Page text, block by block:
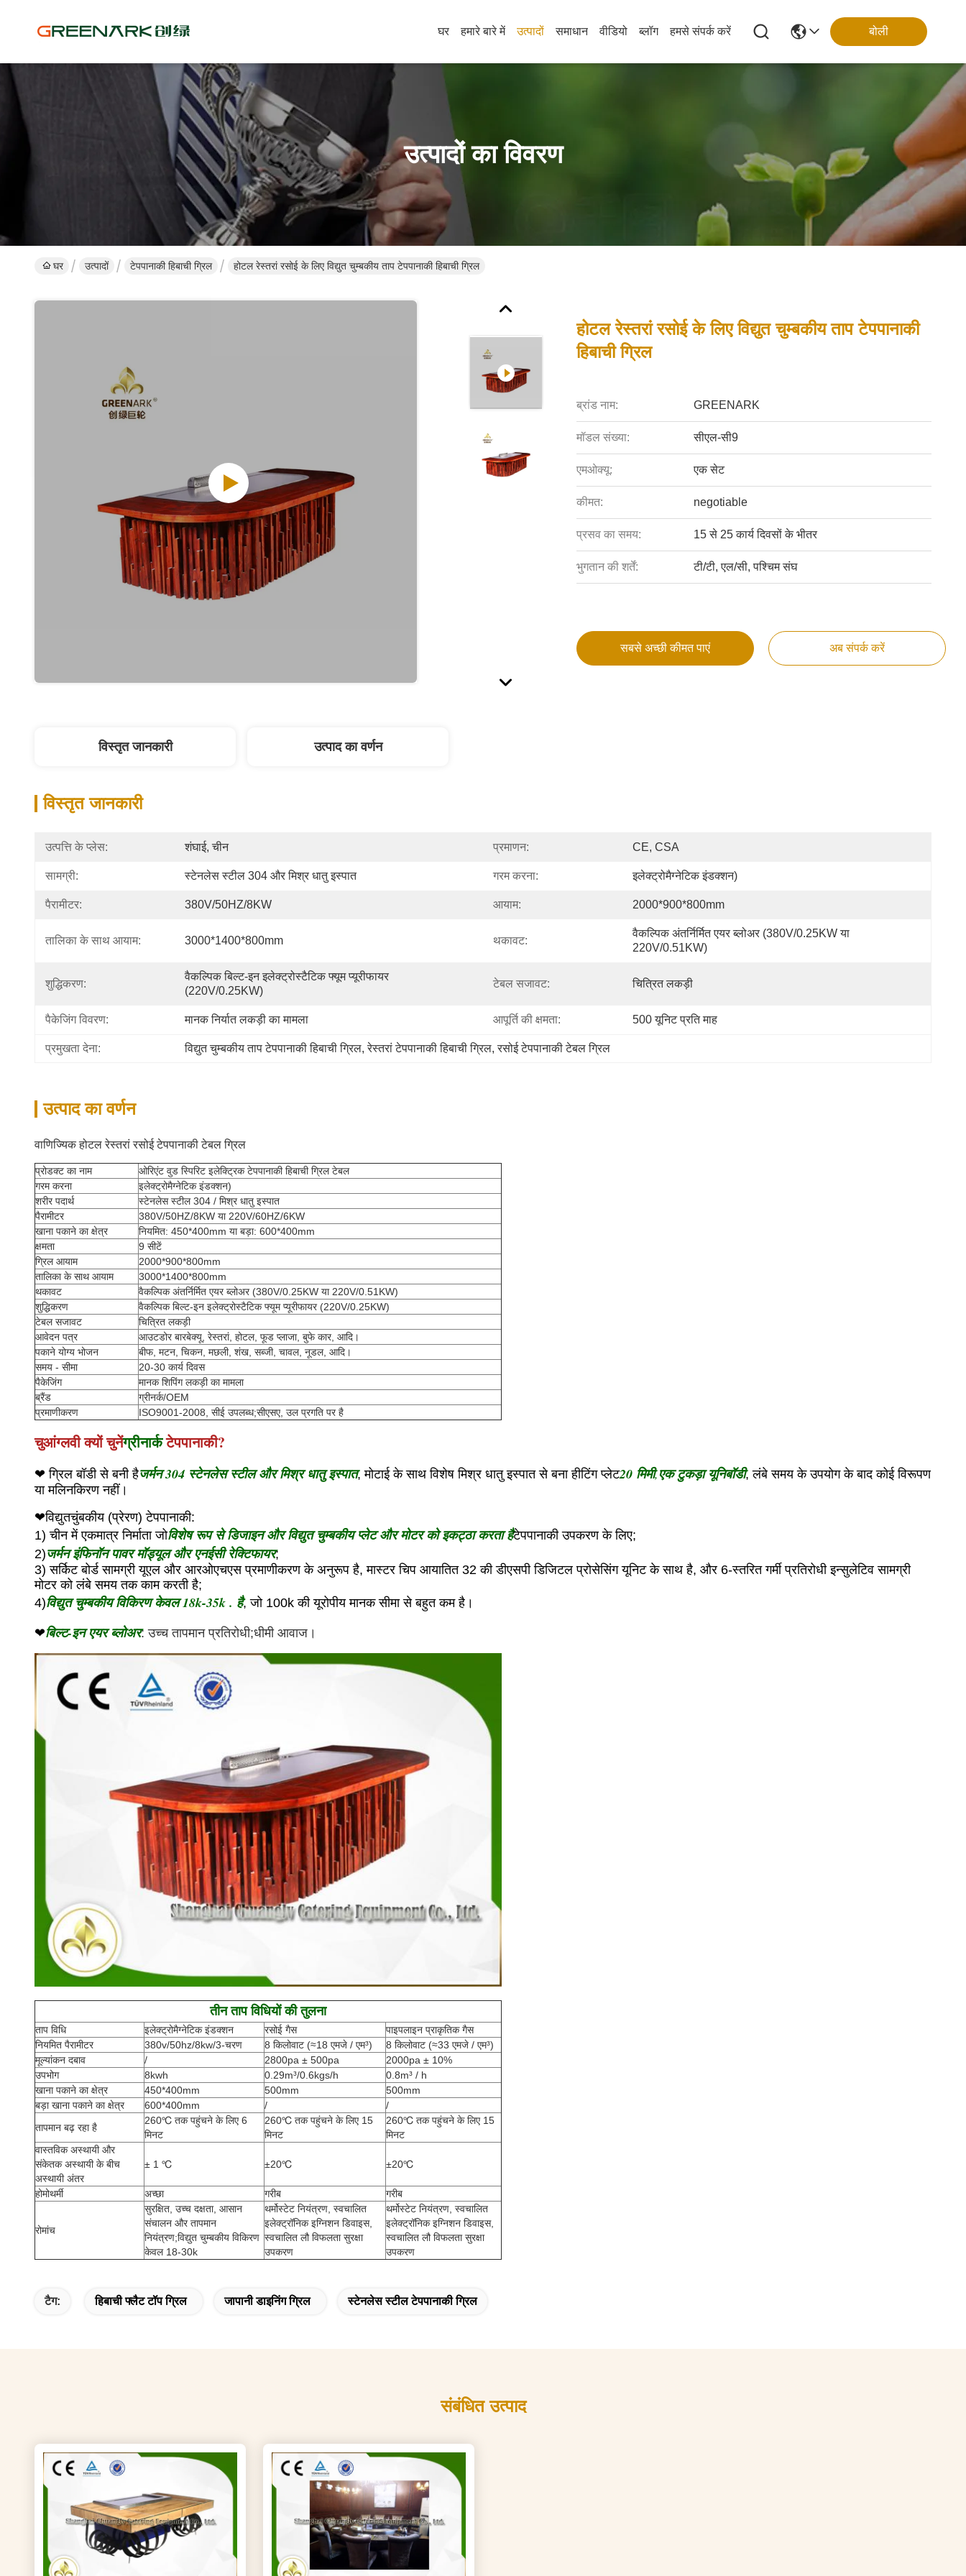
घर हमारे बारे में उत्पादों समाधान वीडियो ब्लॉग हमसे संपर्क करें बोली
उत्पादों का विवरण
घर उत्पादों टेपपानाकी हिबाची ग्रिल होटल रेस्तरां रसोई के लिए विद्युत चुम्बकीय ताप टेपपानाकी हिबाची ग्रिल
होटल रेस्तरां रसोई के लिए विद्युत चुम्बकीय ताप टेपपानाकी
हिबाची ग्रिल
ब्रांड नाम: GREENARK
मॉडल संख्या: सीएल-सी9
एमओक्यू: एक सेट
कीमत: negotiable
प्रसव का समय: 15 से 25 कार्य दिवसों के भीतर
भुगतान की शर्तें: टी/टी, एल/सी, पश्चिम संघ
सबसे अच्छी कीमत पाएं अब संपर्क करें
विस्तृत जानकारी उत्पाद का वर्णन
विस्तृत जानकारी
उत्पत्ति के प्लेस: शंघाई, चीन प्रमाणन: CE, CSA
सामग्री: स्टेनलेस स्टील 304 और मिश्र धातु इस्पात गरम करना: इलेक्ट्रोमैग्नेटिक इंडक्शन)
पैरामीटर: 380V/50HZ/8KW आयाम: 2000*900*800mm
तालिका के साथ आयाम: 3000*1400*800mm थकावट:
वैकल्पिक अंतर्निर्मित एयर ब्लोअर (380V/0.25KW या
220V/0.51KW)
शुद्धिकरण:
वैकल्पिक बिल्ट-इन इलेक्ट्रोस्टैटिक फ्यूम प्यूरीफायर
(220V/0.25KW)
टेबल सजावट: चित्रित लकड़ी
पैकेजिंग विवरण: मानक निर्यात लकड़ी का मामला आपूर्ति की क्षमता: 500 यूनिट प्रति माह
प्रमुखता देना: विद्युत चुम्बकीय ताप टेपपानाकी हिबाची ग्रिल, रेस्तरां टेपपानाकी हिबाची ग्रिल, रसोई टेपपानाकी टेबल ग्रिल
उत्पाद का वर्णन
वाणिज्यिक होटल रेस्तरां रसोई टेपपानाकी टेबल ग्रिल
प्रोडक्ट का नाम
ओरिएंट वुड स्पिरिट इलेक्ट्रिक टेपपानाकी हिबाची ग्रिल टेबल
गरम करना
इलेक्ट्रोमैग्नेटिक इंडक्शन)
शरीर पदार्थ
स्टेनलेस स्टील 304 / मिश्र धातु इस्पात
पैरामीटर
380V/50HZ/8KW या 220V/60HZ/6KW
खाना पकाने का क्षेत्र
नियमित: 450*400mm या बड़ा: 600*400mm
क्षमता
9 सीटें
ग्रिल आयाम
2000*900*800mm
तालिका के साथ आयाम
3000*1400*800mm
थकावट
वैकल्पिक अंतर्निर्मित एयर ब्लोअर (380V/0.25KW या 220V/0.51KW)
शुद्धिकरण
वैकल्पिक बिल्ट-इन इलेक्ट्रोस्टैटिक फ्यूम प्यूरीफायर (220V/0.25KW)
टेबल सजावट
चित्रित लकड़ी
आवेदन पत्र
आउटडोर बारबेक्यू, रेस्तरां, होटल, फूड प्लाजा, बुफे कार, आदि।
पकाने योग्य भोजन
बीफ, मटन, चिकन, मछली, शंख, सब्जी, चावल, नूडल, आदि।
समय - सीमा
20-30 कार्य दिवस
पैकेजिंग
मानक शिपिंग लकड़ी का मामला
ब्रैंड
ग्रीनर्क/OEM
प्रमाणीकरण
ISO9001-2008, सीई उपलब्ध;सीएसए, उल प्रगति पर है
चुआंग्लवी क्यों चुनेंग्रीनार्कटेपपानाकी?
❤ ग्रिल बॉडी से बनी हैजर्मन 304 स्टेनलेस स्टील और मिश्र धातु इस्पात, मोटाई के साथ विशेष मिश्र धातु इस्पात से बना हीटिंग प्लेट20 मिमी,एक टुकड़ा यूनिबॉडी, लंबे समय के उपयोग के बाद कोई विरूपण
या मलिनकिरण नहीं।
❤विद्युतचुंबकीय (प्रेरण) टेपपानाकी:
1) चीन में एकमात्र निर्माता जोविशेष रूप से डिजाइन और विद्युत चुम्बकीय प्लेट और मोटर को इकट्ठा करता हैटेपपानाकी उपकरण के लिए;
2)जर्मन इंफिनॉन पावर मॉड्यूल और एनईसी रेक्टिफायर;
3) सर्किट बोर्ड सामग्री यूएल और आरओएचएस प्रमाणीकरण के अनुरूप है, मास्टर चिप आयातित 32 की डीएसपी डिजिटल प्रोसेसिंग यूनिट के साथ है, और 6-स्तरित गर्मी प्रतिरोधी इन्सुलेटिव सामग्री
मोटर को लंबे समय तक काम करती है;
4)विद्युत चुम्बकीय विकिरण केवल 18k-35k . है, जो 100k की यूरोपीय मानक सीमा से बहुत कम है।
❤बिल्ट-इन एयर ब्लोअर: उच्च तापमान प्रतिरोधी;धीमी आवाज।
तीन ताप विधियों की तुलना
ताप विधि इलेक्ट्रोमैग्नेटिक इंडक्शन रसोई गैस
पाइपलाइन प्राकृतिक गैस
नियमित पैरामीटर
380v/50hz/8kw/3-चरण 8 किलोवाट (≈18 एमजे / एम³)
8 किलोवाट (≈33 एमजे / एम³)
मूल्यांकन दबाव
/ 2800pa ± 500pa
2000pa ± 10%
उपभोग
8kwh 0.29m³/0.6kgs/h
0.8m³ / h
खाना पकाने का क्षेत्र
450*400mm 500mm
500mm
बड़ा खाना पकाने का क्षेत्र
600*400mm /
/
तापमान बढ़ रहा है
260℃ तक पहुंचने के लिए 6
मिनट
260℃ तक पहुंचने के लिए 15
मिनट
260℃ तक पहुंचने के लिए 15
मिनट
वास्तविक अस्थायी और
संकेतक अस्थायी के बीच
अस्थायी अंतर
± 1 ℃ ±20℃ ±20℃
होमोथर्मी अच्छा गरीब गरीब
रोमांच
सुरक्षित, उच्च दक्षता, आसान
संचालन और तापमान
नियंत्रण;विद्युत चुम्बकीय विकिरण
केवल 18-30k
थर्मोस्टेट नियंत्रण, स्वचालित
इलेक्ट्रॉनिक इग्निशन डिवाइस,
स्वचालित लौ विफलता सुरक्षा
उपकरण
थर्मोस्टेट नियंत्रण, स्वचालित
इलेक्ट्रॉनिक इग्निशन डिवाइस,
स्वचालित लौ विफलता सुरक्षा
उपकरण
टैग: हिबाची फ्लैट टॉप ग्रिल जापानी डाइनिंग ग्रिल स्टेनलेस स्टील टेपपानाकी ग्रिल
संबंधित उत्पाद